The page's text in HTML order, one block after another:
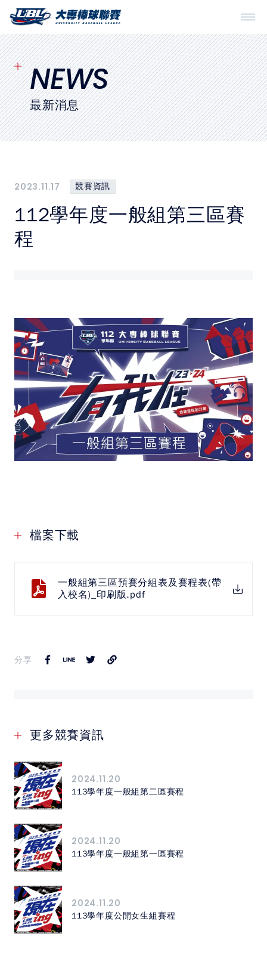
SITEMAP
首頁
球隊戰績
賽程表
裁判
比賽場地
下載專區
聯絡我們
POLICY
隱私權政策
網站使用條款
中華民國大專院校體育總會
NEWS
最新消息
2023.11.17 競賽資訊
112學年度一般組第三區賽
程
檔案下載
一般組第三區預賽分組表及賽程表(帶
入校名)_印刷版.pdf
分享
更多競賽資訊
2024.11.20
113學年度一般組第二區賽程
2024.11.20
113學年度一般組第一區賽程
2024.11.20
113學年度公開女生組賽程